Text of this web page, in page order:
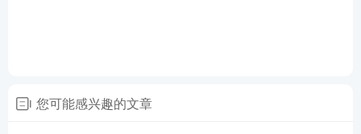
您可能感兴趣的文章